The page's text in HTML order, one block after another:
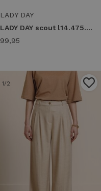
LADY DAY
LADY DAY scout l14.475.3407 Broek deep forest
99,95
1/2